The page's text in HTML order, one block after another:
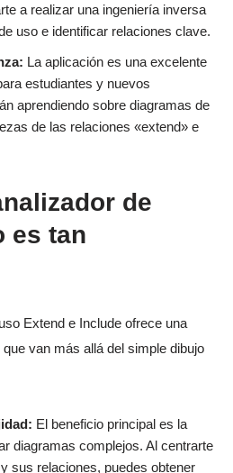
a realizar una ingeniería inversa
uso e identificar relaciones clave.
La aplicación es una excelente
estudiantes y nuevos
aprendiendo sobre diagramas de
de las relaciones «extend» e
de
es tan
Extend e Include ofrece una
van más allá del simple dibujo
El beneficio principal es la
diagramas complejos. Al centrarte
sus relaciones, puedes obtener